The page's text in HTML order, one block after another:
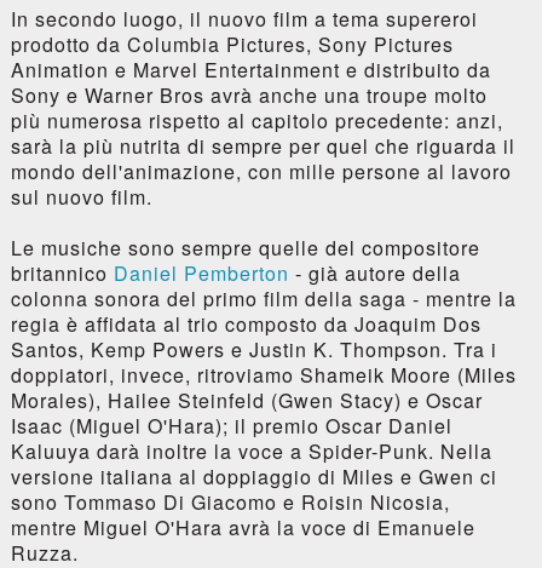
In secondo luogo, il nuovo film a tema supereroi
prodotto da Columbia Pictures, Sony Pictures
Animation e Marvel Entertainment e distribuito da
Sony e Warner Bros avrà anche una troupe molto
più numerosa rispetto al capitolo precedente: anzi,
sarà la più nutrita di sempre per quel che riguarda il
mondo dell'animazione, con mille persone al lavoro
sul nuovo film.
Le musiche sono sempre quelle del compositore
britannico Daniel Pemberton - già autore della
colonna sonora del primo film della saga - mentre la
regia è affidata al trio composto da Joaquim Dos
Santos, Kemp Powers e Justin K. Thompson. Tra i
doppiatori, invece, ritroviamo Shameik Moore (Miles
Morales), Hailee Steinfeld (Gwen Stacy) e Oscar
Isaac (Miguel O'Hara); il premio Oscar Daniel
Kaluuya darà inoltre la voce a Spider-Punk. Nella
versione italiana al doppiaggio di Miles e Gwen ci
sono Tommaso Di Giacomo e Roisin Nicosia,
mentre Miguel O'Hara avrà la voce di Emanuele
Ruzza.